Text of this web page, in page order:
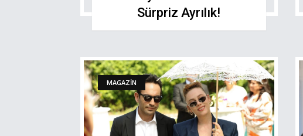
Sürpriz Ayrılık!
MAGAZİN